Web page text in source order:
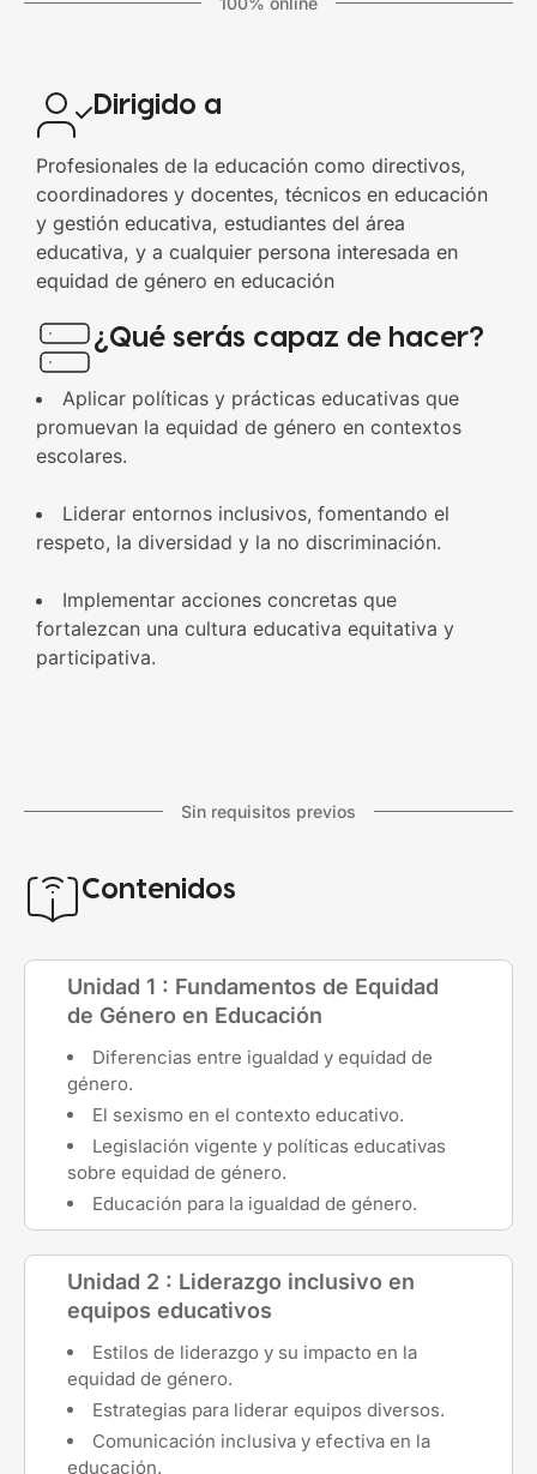
Dirigido a
Profesionales de la educación como directivos,
coordinadores y docentes, técnicos en educación
y gestión educativa, estudiantes del área
educativa, y a cualquier persona interesada en
equidad de género en educación
¿Qué serás capaz de hacer?
Aplicar políticas y prácticas educativas que
promuevan la equidad de género en contextos
escolares.
Liderar entornos inclusivos, fomentando el
respeto, la diversidad y la no discriminación.
Implementar acciones concretas que
fortalezcan una cultura educativa equitativa y
participativa.
Sin requisitos previos
Contenidos
Unidad 1 : Fundamentos de Equidad
de Género en Educación
Diferencias entre igualdad y equidad de
género.
El sexismo en el contexto educativo.
Legislación vigente y políticas educativas
sobre equidad de género.
Educación para la igualdad de género.
Unidad 2 : Liderazgo inclusivo en
equipos educativos
Estilos de liderazgo y su impacto en la
equidad de género.
Estrategias para liderar equipos diversos.
Comunicación inclusiva y efectiva en la
educación.